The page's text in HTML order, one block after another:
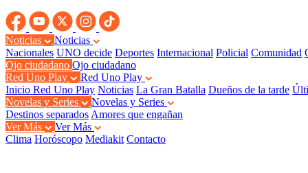
Noticias
Noticias
Nacionales UNO decide Deportes Internacional Policial Comunidad
Ojo ciudadano Ojo ciudadano
Red Uno Play
Red Uno Play
Inicio Red Uno Play Noticias La Gran Batalla Dueños de la tarde
Novelas y Series
Novelas y Series
Destinos separados Amores que engañan
Ver Más
Ver Más
Clima Horóscopo Mediakit Contacto